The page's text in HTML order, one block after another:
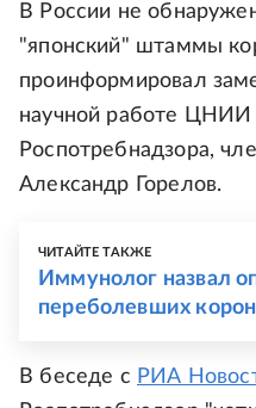
В России не
"японский" штаммы
проинформировал
научной работе ЦНИИ
Роспотребнадзора,
Александр Горелов.
ЧИТАЙТЕ ТАКЖЕ
Иммунолог назвал
переболевших
В беседе с РИА